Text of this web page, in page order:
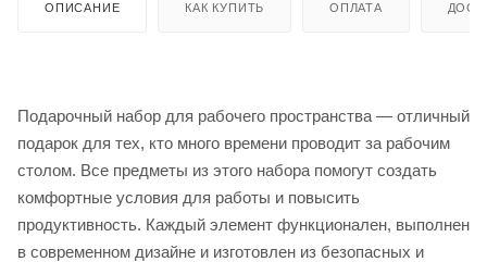
ОПИСАНИЕ КАК КУПИТЬ ОПЛАТА
Подарочный набор для рабочего пространства — отличный
подарок для тех, кто много времени проводит за рабочим
столом. Все предметы из этого набора помогут создать
комфортные условия для работы и повысить
продуктивность. Каждый элемент функционален, выполнен
в современном дизайне и изготовлен из безопасных и